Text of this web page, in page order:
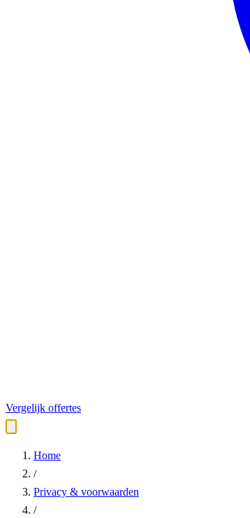
Vergelijk offertes
Home
/
Privacy & voorwaarden
/